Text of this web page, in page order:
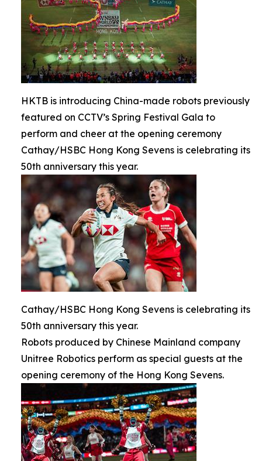
HKTB is introducing China-made robots previously
featured on CCTV’s Spring Festival Gala to
perform and cheer at the opening ceremony
Cathay/HSBC Hong Kong Sevens is celebrating its
50th anniversary this year.
Cathay/HSBC Hong Kong Sevens is celebrating its
50th anniversary this year.
Robots produced by Chinese Mainland company
Unitree Robotics perform as special guests at the
opening ceremony of the Hong Kong Sevens.